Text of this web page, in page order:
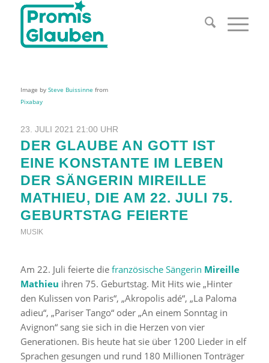
Image by Steve Buissinne from
Pixabay
23. JULI 2021 21:00 UHR
DER GLAUBE AN GOTT IST
EINE KONSTANTE IM LEBEN
DER SÄNGERIN MIREILLE
MATHIEU, DIE AM 22. JULI 75.
GEBURTSTAG FEIERTE
MUSIK
Am 22. Juli feierte die französische Sängerin Mireille
Mathieu ihren 75. Geburtstag. Mit Hits wie „Hinter
den Kulissen von Paris“, „Akropolis adé“, „La Paloma
adieu“, „Pariser Tango“ oder „An einem Sonntag in
Avignon“ sang sie sich in die Herzen von vier
Generationen. Bis heute hat sie über 1200 Lieder in elf
Sprachen gesungen und rund 180 Millionen Tonträger